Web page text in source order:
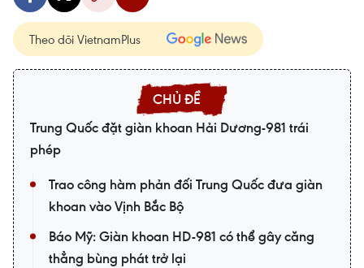
Theo dõi VietnamPlus
Trung Quốc đặt giàn khoan Hải Dương-981 trái
phép
Trao công hàm phản đối Trung Quốc đưa giàn
khoan vào Vịnh Bắc Bộ
Báo Mỹ: Giàn khoan HD-981 có thể gây căng
thẳng bùng phát trở lại